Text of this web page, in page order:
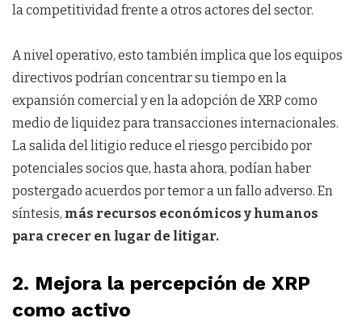
la competitividad frente a otros actores del sector.
A nivel operativo, esto también implica que los equipos
directivos podrían concentrar su tiempo en la
expansión comercial y en la adopción de XRP como
medio de liquidez para transacciones internacionales.
La salida del litigio reduce el riesgo percibido por
potenciales socios que, hasta ahora, podían haber
postergado acuerdos por temor a un fallo adverso. En
síntesis, más recursos económicos y humanos
para crecer en lugar de litigar.
2. Mejora la percepción de XRP
como activo